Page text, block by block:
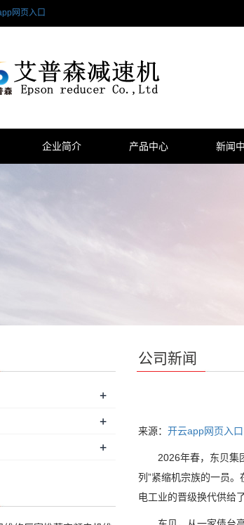
网页入口
企业简介 产品中心 新闻
公司新闻
来源： 开云app网页入口
2026年春，东贝集团
列”紧缩机宗族的一员
电工业的晋级换代供给
+
+
+